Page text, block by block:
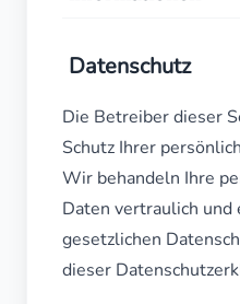
Datenschutz
Die Betreiber dieser
Schutz Ihrer
Wir behandeln Ihre
Daten vertraulich und
gesetzlichen
dieser